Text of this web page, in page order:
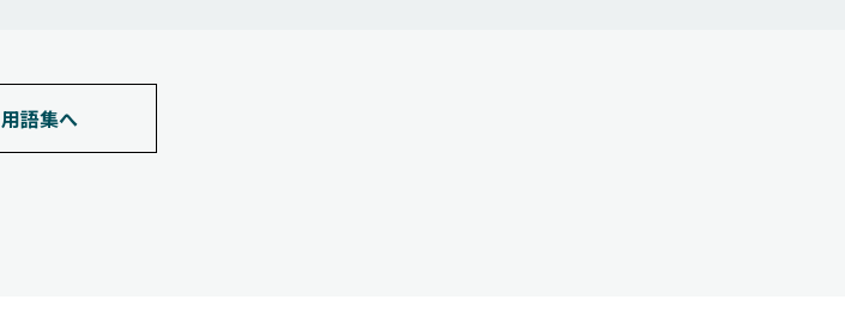
用語集へ